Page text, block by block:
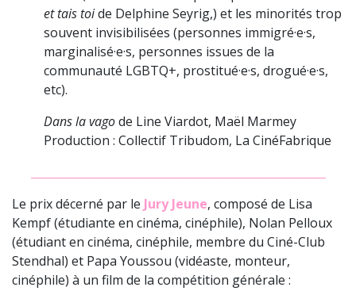
et tais toide Delphine Seyrig,) et les minorités trop
souvent invisibilisées (personnes immigré·e·s,
marginalisé·e·s, personnes issues de la
communauté LGBTQ+, prostitué·e·s, drogué·e·s,
etc).
Dans la vagode Line Viardot, Maël Marmey
Production : Collectif Tribudom, La CinéFabrique
Le prix décerné par le Jury Jeune, composé de Lisa
Kempf (étudiante en cinéma, cinéphile), Nolan Pelloux
(étudiant en cinéma, cinéphile, membre du Ciné-Club
Stendhal) et Papa Youssou (vidéaste, monteur,
cinéphile) à un film de la compétition générale⁩ :